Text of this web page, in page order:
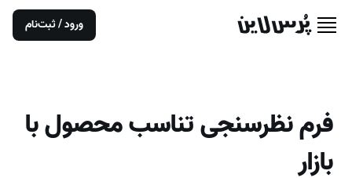
ورود / ثبت‌نام
فرم نظرسنجی تناسب محصول با
بازار